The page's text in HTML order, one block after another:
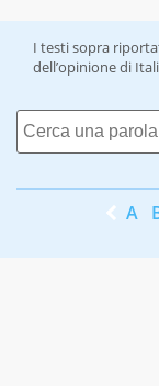
I testi sopra
dell’opinione di
A